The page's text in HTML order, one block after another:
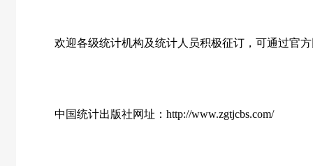
欢迎各级统计机构及统计人员积极征订，可通过官方
中国统计出版社网址： http://www.zgtjcbs.com/